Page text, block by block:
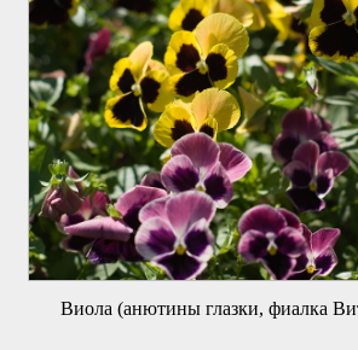
Виола (анютины глазки, фиалка